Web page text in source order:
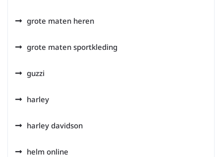
grote maten heren
grote maten sportkleding
guzzi
harley
harley davidson
helm online